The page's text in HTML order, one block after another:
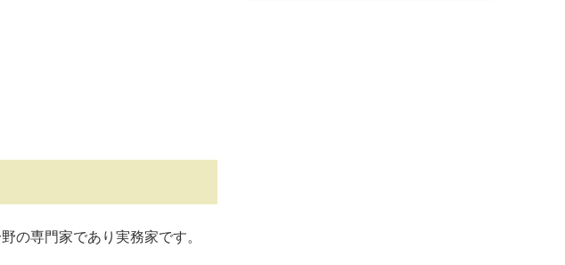
の専門家であり実務家です。